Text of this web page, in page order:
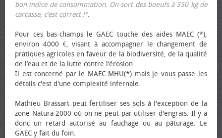
bon indice de consommation. On sort des bœufs à 350 kg de
carcasse, c’est correct !".
Pour ces bas-champs le GAEC touche des aides MAEC (*),
environ 4000 €, visant à accompagner le changement de
pratiques agricoles en faveur de la biodiversité, de la qualité
de l’eau et de la lutte contre l’érosion.
Il est concerné par le MAEC MHU(*) mais je vous passe les
détails c'est d'une complexité infernale.
Mathieu Brassart peut fertiliser ses sols à l'exception de la
zone Natura 2000 où on ne peut par utiliser d'engrais. Il y a
donc un retard autorisé au fauchage ou au pâturage. Le
GAEC y fait du foin.